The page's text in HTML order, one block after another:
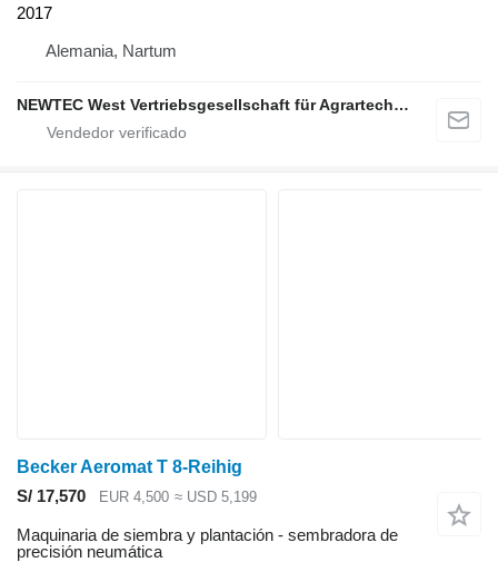
2017
Alemania, Nartum
NEWTEC West Vertriebsgesellschaft für Agrartechnik mbH
Becker Aeromat T 8-Reihig
S/ 17,570
EUR 4,500 ≈ USD 5,199
Maquinaria de siembra y plantación - sembradora de
precisión neumática